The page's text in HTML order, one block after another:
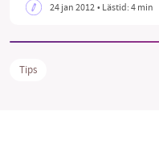
24 jan 2012• Lästid:4 min
Tips